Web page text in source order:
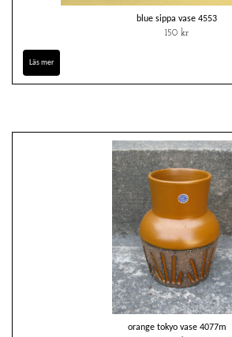
blue sippa vase 4553
150 kr
Läs mer
orange tokyo vase 4077m